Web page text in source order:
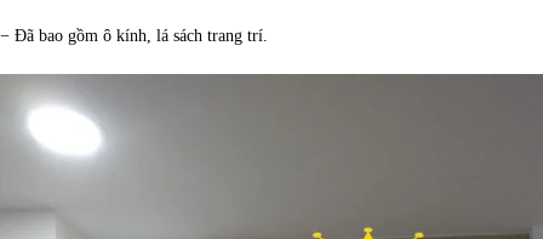
− Đã bao gồm ô kính, lá sách trang trí.